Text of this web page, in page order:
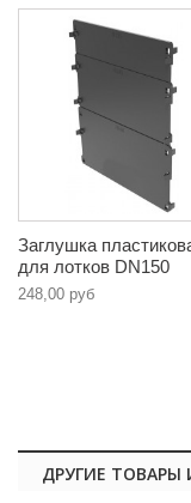
Заглушка
для лотков DN150
248,00 руб
ДРУГИЕ ТОВАРЫ